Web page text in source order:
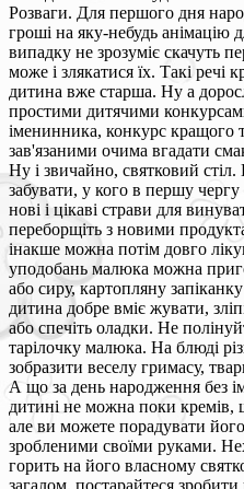
Розваги. Для першого дня
гроші на яку-небудь
випадку не зрозуміє скачуть
може і злякатися їх. Такі речі
дитина вже старша. Ну а
простими дитячими
іменинника, конкурс кращого
зав'язаними очима вгадати
Ну і звичайно, святковий
забувати, у кого в першу
нові і цікаві страви для
переборщіть з новими
інакше можна потім довго
уподобань малюка можна
або сиру, картопляну
дитина добре вміє жувати,
або спечіть оладки. Не
тарілочку малюка. На блюді
зобразити веселу гримасу,
А що за день народження без
дитині не можна поки кремів,
але ви можете порадувати
зробленими своїми руками.
горить на його власному
загалом, постарайтеся